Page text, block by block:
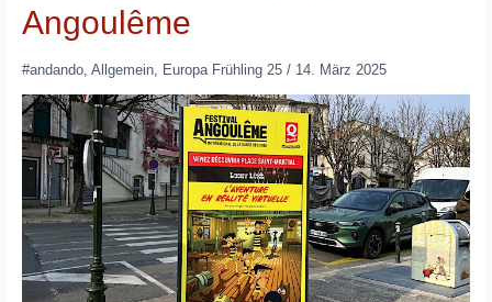
Angoulême
#andando, Allgemein, Europa Frühling 25/ 14. März 2025